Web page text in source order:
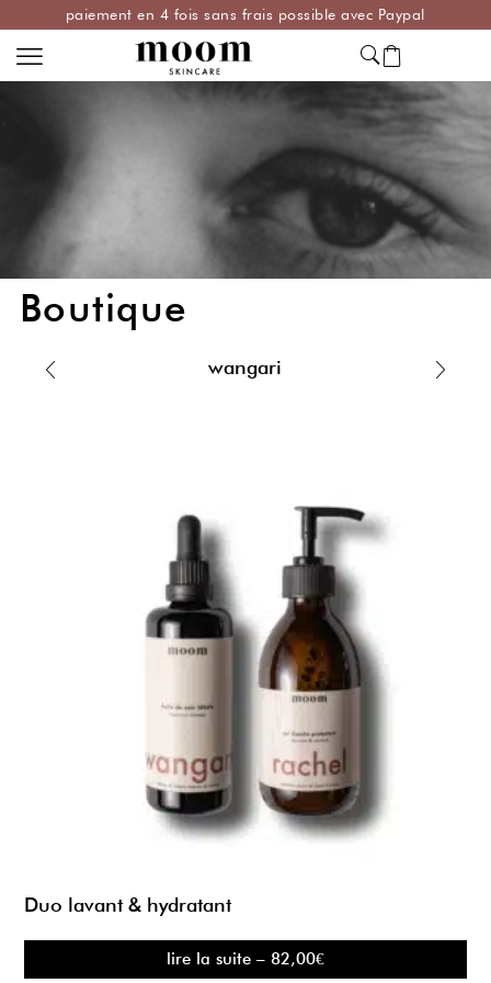
paiement en 4 fois sans frais possible avec Paypal
Boutique
wangari
Duo lavant & hydratant
lire la suite – 82,00€